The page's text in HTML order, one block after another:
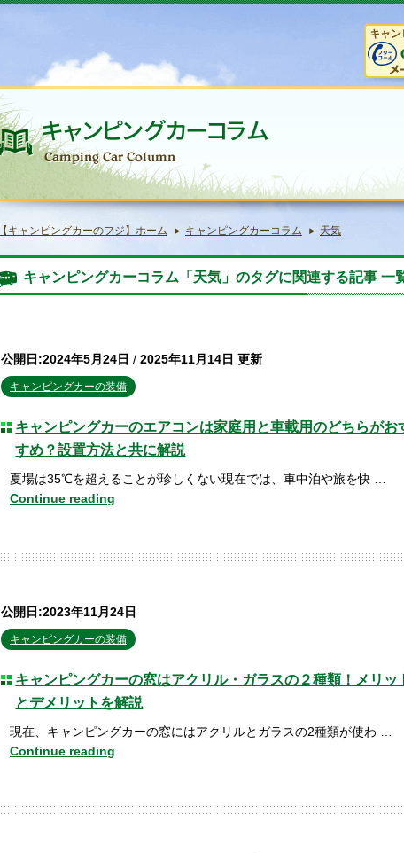
キャ
【キャンピングカーのフジ】ホーム キャンピングカーコラム 天気
キャンピングカーコラム「天気」のタグに関連する記事 一
公開日:2024年5月24日 / 2025年11月14日 更新
キャンピングカーの装備
キャンピングカーのエアコンは家庭用と車載用のどちらがお
すめ？設置方法と共に解説
夏場は35℃を超えることが珍しくない現在では、車中泊や旅を快 …
Continue reading
公開日:2023年11月24日
キャンピングカーの装備
キャンピングカーの窓はアクリル・ガラスの２種類！メリッ
とデメリットを解説
現在、キャンピングカーの窓にはアクリルとガラスの2種類が使わ …
Continue reading